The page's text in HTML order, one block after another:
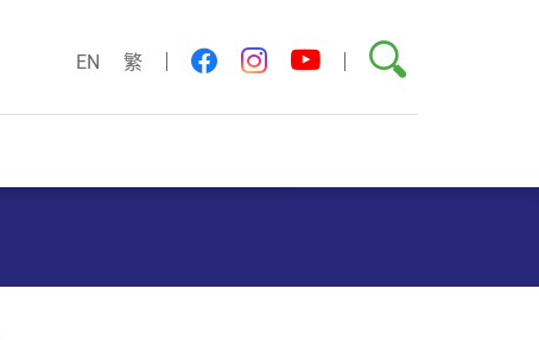
EN 繁 facebookinstagram
youtube
搜索